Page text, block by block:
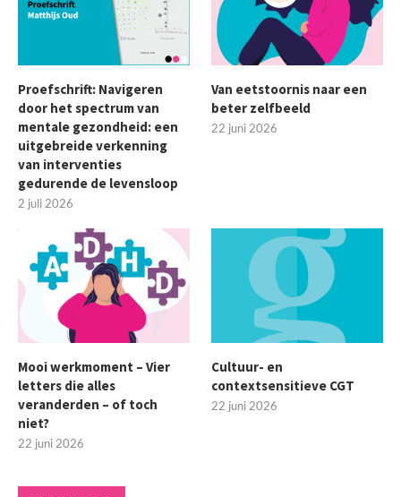
Proefschrift: Navigeren
door het spectrum van
mentale gezondheid: een
uitgebreide verkenning
van interventies
gedurende de levensloop
2 juli 2026
Van eetstoornis naar een
beter zelfbeeld
22 juni 2026
Mooi werkmoment – Vier
letters die alles
veranderden – of toch
niet?
22 juni 2026
Cultuur- en
contextsensitieve CGT
22 juni 2026